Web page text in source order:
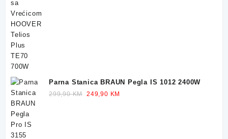
Parna Stanica BRAUN Pegla IS 1012 2400W
299,90KM Original
249,90 KM